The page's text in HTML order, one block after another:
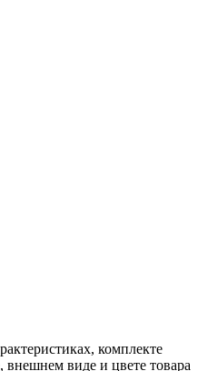
комплекте
внешнем виде и цвете товара